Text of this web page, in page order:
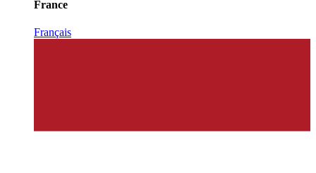
France
Français